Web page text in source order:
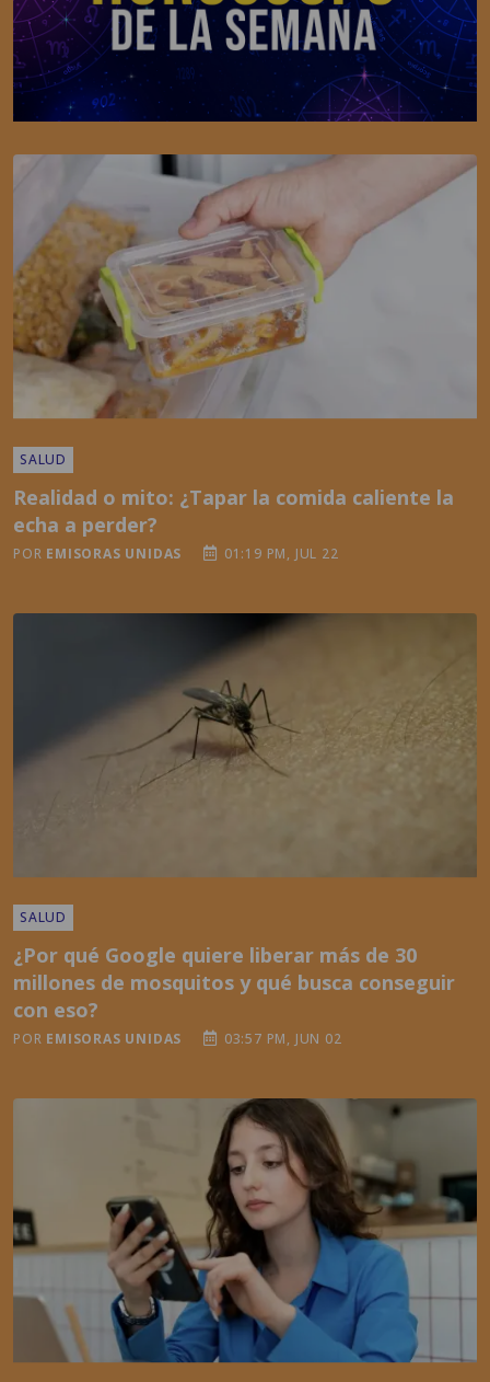
SALUD
Realidad o mito: ¿Tapar la comida caliente la
echa a perder?
POR EMISORAS UNIDAS 01:19 PM, JUL 22
SALUD
¿Por qué Google quiere liberar más de 30
millones de mosquitos y qué busca conseguir
con eso?
POR EMISORAS UNIDAS 03:57 PM, JUN 02